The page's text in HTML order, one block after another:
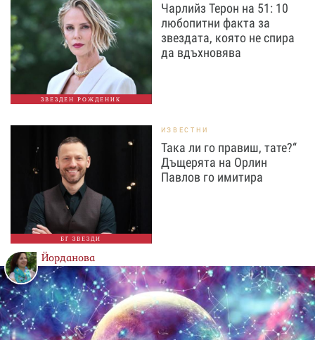
ЗВЕЗДЕН РОЖДЕНИК
Чарлийз Терон на 51: 10
любопитни факта за
звездата, която не спира
да вдъхновява
БГ ЗВЕЗДИ
ИЗВЕСТНИ
Така ли го правиш, тате?“
Дъщерята на Орлин
Павлов го имитира
Йорданова